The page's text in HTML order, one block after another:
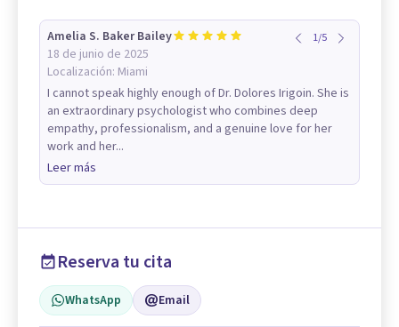
Amelia S. Baker Bailey
18 de junio de 2025
Localización: Miami
1/5
I cannot speak highly enough of Dr. Dolores Irigoin. She is
an extraordinary psychologist who combines deep
empathy, professionalism, and a genuine love for her
work and her...
Leer más
Reserva tu cita
WhatsApp Email